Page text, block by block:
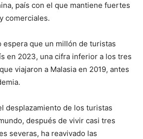
país con el que mantiene fuertes
comerciales.
espera que un millón de turistas
en 2023, una cifra inferior a los tres
viajaron a Malasia en 2019, antes
desplazamiento de los turistas
después de vivir casi tres
severas, ha reavivado las